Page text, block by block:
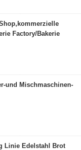
Factory/Bakerie
und Mischmaschinen-
Linie Edelstahl Brot